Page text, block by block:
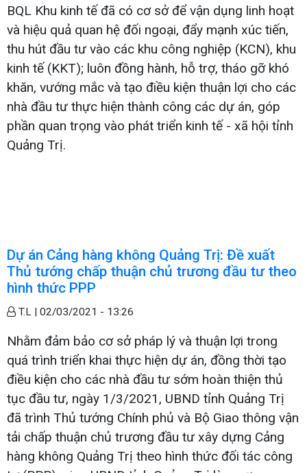
BQL Khu kinh tế đã có cơ sở để vận dụng linh hoạt
và hiệu quả quan hệ đối ngoại, đẩy mạnh xúc tiến,
thu hút đầu tư vào các khu công nghiệp (KCN), khu
kinh tế (KKT); luôn đồng hành, hỗ trợ, tháo gỡ khó
khăn, vướng mắc và tạo điều kiện thuận lợi cho các
nhà đầu tư thực hiện thành công các dự án, góp
phần quan trọng vào phát triển kinh tế - xã hội tỉnh
Quảng Trị.
Dự án Cảng hàng không Quảng Trị: Đề xuất
Thủ tướng chấp thuận chủ trương đầu tư theo
hình thức PPP
T.L | 02/03/2021 - 13:26
Nhằm đảm bảo cơ sở pháp lý và thuận lợi trong
quá trình triển khai thực hiện dự án, đồng thời tạo
điều kiện cho các nhà đầu tư sớm hoàn thiện thủ
tục đầu tư, ngày 1/3/2021, UBND tỉnh Quảng Trị
đã trình Thủ tướng Chính phủ và Bộ Giao thông vận
tải chấp thuận chủ trương đầu tư xây dựng Cảng
hàng không Quảng Trị theo hình thức đối tác công